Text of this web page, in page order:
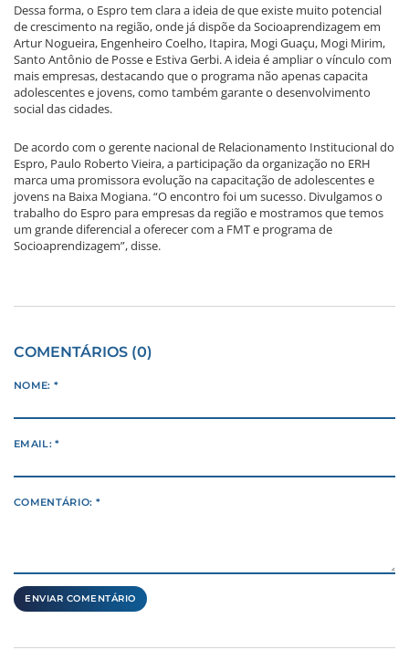
Dessa forma, o Espro tem clara a ideia de que existe muito potencial
de crescimento na região, onde já dispõe da Socioaprendizagem em
Artur Nogueira, Engenheiro Coelho, Itapira, Mogi Guaçu, Mogi Mirim,
Santo Antônio de Posse e Estiva Gerbi. A ideia é ampliar o vínculo com
mais empresas, destacando que o programa não apenas capacita
adolescentes e jovens, como também garante o desenvolvimento
social das cidades.
De acordo com o gerente nacional de Relacionamento Institucional do
Espro, Paulo Roberto Vieira, a participação da organização no ERH
marca uma promissora evolução na capacitação de adolescentes e
jovens na Baixa Mogiana. “O encontro foi um sucesso. Divulgamos o
trabalho do Espro para empresas da região e mostramos que temos
um grande diferencial a oferecer com a FMT e programa de
Socioaprendizagem”, disse.
COMENTÁRIOS (0)
NOME: *
EMAIL: *
COMENTÁRIO: *